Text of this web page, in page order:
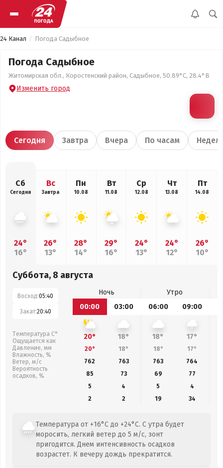
24 Канал Погода Садыбное
Погода Садыбное
Житомирская обл., Коростенский район, Садыбное, 50.89°С, 28.4°В
Изменить город
Сегодня Завтра Вчера По часам
Сб
Сегодня
24°
16°
Вс
Завтра
26°
13°
Пн
10.08
28°
14°
Вт
11.08
29°
16°
Ср
12.08
24°
13°
Чт
13.08
24°
12°
Пт
14.08
26°
10°
Суббота, 8 августа
Восход:05:40
Закат:20:40
Температура С°
Ощущается как
Давление, мм
Влажность, %
Ветер, м/с
Вероятность
осадков, %
Ночь
Утро
00:00
03:00 06:00 09:00
20° 18° 18° 17°
20° 18° 18° 17°
762
763 763 764
85
73 69 77
5
4 5
4
2
2 19 34
Температура от +16°C до +24°C. С утра будет
моросить, легкий ветер до 5 м/с, зонт
пригодится. Днем интенсивность осадков
возрастет. К вечеру дождь прекратится.